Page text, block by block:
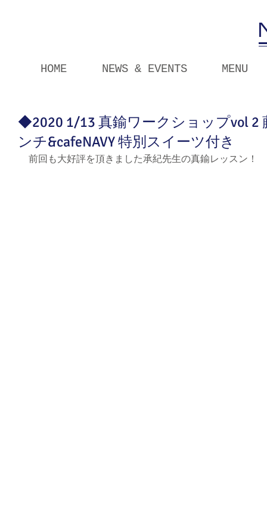
HOME NEWS & EVENTS MENU
◆2020 1/13 真鍮ワークショップvol 2
ンチ&cafeNAVY 特別スイーツ付き
前回も大好評を頂きました承紀先生の真鍮レッスン！